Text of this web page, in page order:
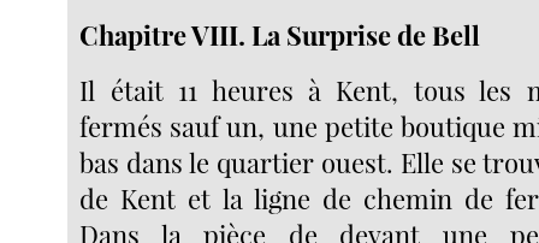
Chapitre VIII. La Surprise de Bell
Il était 11 heures à Kent, tous les
fermés sauf un, une petite boutique
bas dans le quartier ouest. Elle se
de Kent et la ligne de chemin de
Dans la pièce de devant une